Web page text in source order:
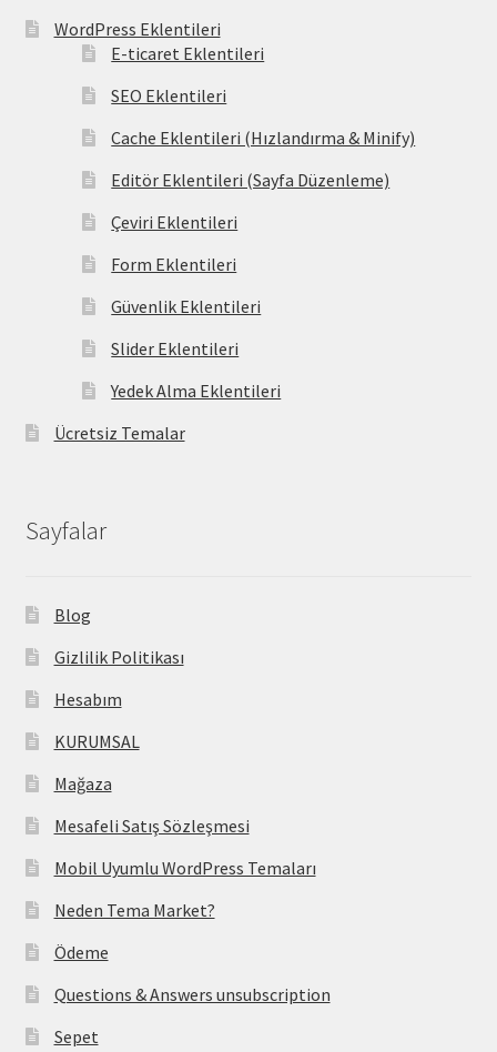
WordPress Eklentileri
E-ticaret Eklentileri
SEO Eklentileri
Cache Eklentileri (Hızlandırma & Minify)
Editör Eklentileri (Sayfa Düzenleme)
Çeviri Eklentileri
Form Eklentileri
Güvenlik Eklentileri
Slider Eklentileri
Yedek Alma Eklentileri
Ücretsiz Temalar
Sayfalar
Blog
Gizlilik Politikası
Hesabım
KURUMSAL
Mağaza
Mesafeli Satış Sözleşmesi
Mobil Uyumlu WordPress Temaları
Neden Tema Market?
Ödeme
Questions & Answers unsubscription
Sepet